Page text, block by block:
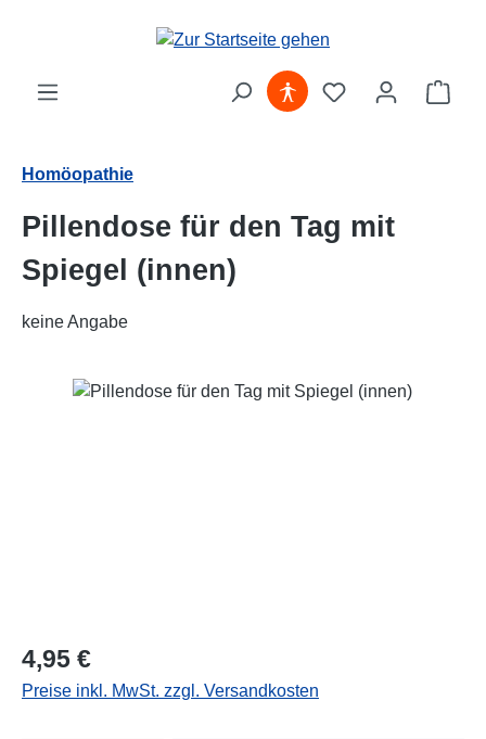
Zum Hauptinhalt springen
Homöopathie
Pillendose für den Tag mit
Spiegel (innen)
keine Angabe
Regulärer Preis:
4,95 €
Preise inkl. MwSt. zzgl. Versandkosten